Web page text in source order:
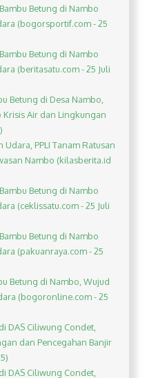
Betung di Nambo
(bogorsportif.com - 25
Betung di Nambo
(beritasatu.com - 25 Juli
Betung di Desa Nambo,
Air dan Lingkungan
PPLI Tanam Ratusan
Nambo (kilasberita.id
Betung di Nambo
(ceklissatu.com - 25 Juli
Betung di Nambo
(pakuanraya.com - 25
Betung di Nambo, Wujud
(bogoronline.com - 25
DAS Ciliwung Condet,
dan Pencegahan Banjir
DAS Ciliwung Condet,